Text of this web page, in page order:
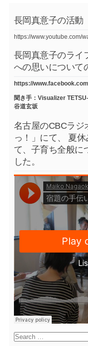
長岡真意子の活動
https://www.youtube.com/
長岡真意子のラ
への思いについて
https://
聞き手：Visualizer
谷道玄坂
名古屋のCBCラジ
っ！」にて、 夏
て、子育ち全般に
した。